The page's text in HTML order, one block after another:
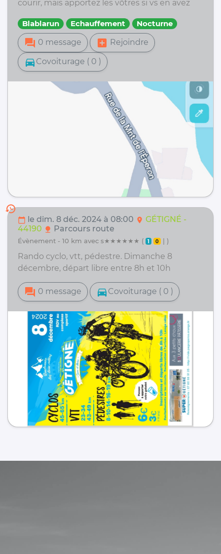
courir, mais apportez les vôtres si vs en avez
Blablarun Echauffement Nocturne
forum 0 message add_box Rejoindre
directions_car Covoiturage ( 0 )
history
calendar_today le dim. 8 déc. 2024 à 08:00 location_on GÉTIGNÉ -
44190 nature Parcours route
évènement - 10 km avec s★★★★★★ ( 1 0 | )
Rando cyclo, vtt, pédestre. Dimanche 8
décembre, départ libre entre 8h et 10h
forum 0 message directions_car Covoiturage ( 0 )